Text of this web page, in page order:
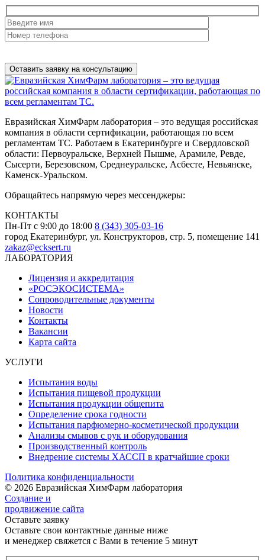
Евразийская ХимФарм лаборатория – это ведущая российская
компания в области сертификации, работающая по всем
регламентам ТС. Работаем в Екатеринбурге и Свердловской
области: Первоуральске, Верхней Пышме, Арамиле, Ревде,
Сысерти, Березовском, Среднеуральске, Асбесте, Невьянске,
Каменск-Уральском.
Обращайтесь напрямую через мессенджеры:
КОНТАКТЫ
Пн-Пт с 9:00 до 18:00 8 (343) 305-03-16
город Екатеринбург, ул. Конструкторов, стр. 5, помещение 141
zakaz@ecksert.ru
ЛАБОРАТОРИЯ
Лицензия и аккредитация
«РОСЭКОСИСТЕМА»
Сопроводительные документы
Новости
Контакты
Вакансии
Карта сайта
УСЛУГИ
Испытания воды
Испытания пищевой продукции
Испытания продукции общепита
Определение срока годности
Испытания парфюмерно-косметической продукции
Анализы смывов с рук и оборудования
Производственный контроль
Внедрение системы ХАССП в кратчайшие сроки
Политика конфиденциальности
© 2026 Евразийская ХимФарм лаборатория
Создание и
продвижение сайта
Оставьте заявку
Оставьте свои контактные данные ниже
и менеджер свяжется с Вами в течение 5 минут